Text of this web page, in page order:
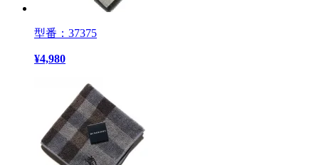
型番：37375
¥4,980